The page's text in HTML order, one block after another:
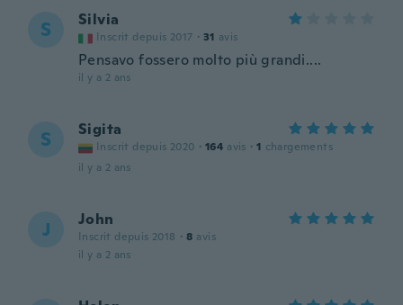
S Silvia
Inscrit depuis 2017 · 31 avis
Pensavo fossero molto più grandi....
il y a 2 ans
S Sigita
Inscrit depuis 2020 · 164 avis · 1 chargements
il y a 2 ans
J John
Inscrit depuis 2018 · 8 avis
il y a 2 ans